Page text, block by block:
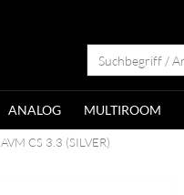
ANALOG MULTIROOM
AVM CS 3.3 (SILVER)